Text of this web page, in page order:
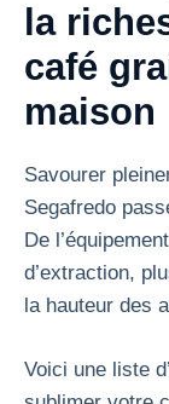
la
café
maison
Savourer
Segafredo
De
d’extraction,
la hauteur des
Voici une liste